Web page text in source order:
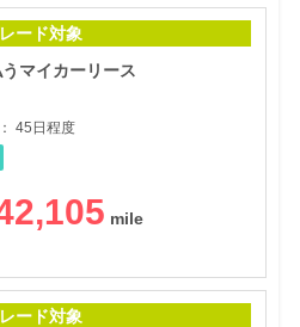
ード対象
マイカーリース
45日程度
ード対象